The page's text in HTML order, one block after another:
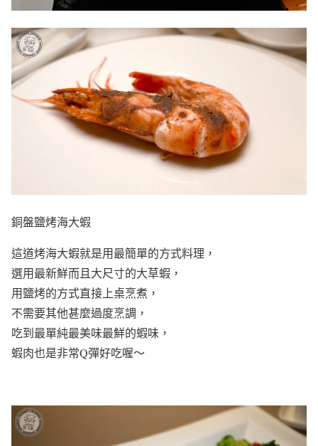
銅盤鹽烤海大蝦
這道烤海大蝦就是用最簡單的方式料理，
選用最新鮮而且大尺寸的大草蝦，
用鹽烤的方式直接上桌烹煮，
不需要其他甚麼過度烹調，
吃到最單純最美味最鮮的蝦味，
蝦肉也是非常Q彈好吃喔～